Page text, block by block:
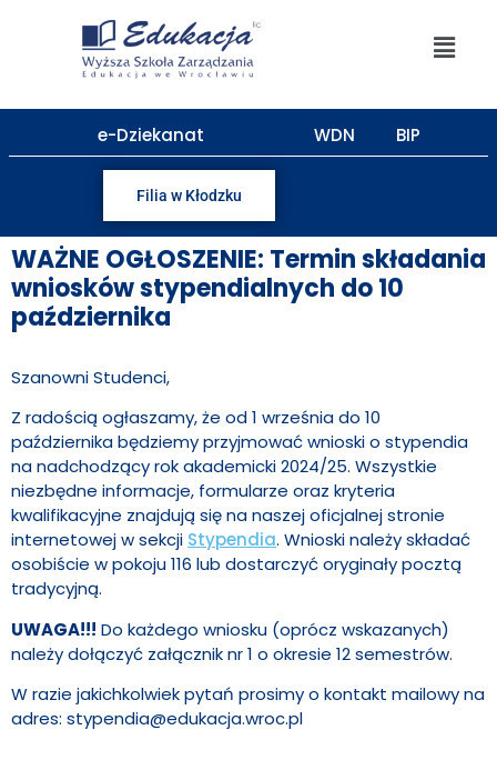
e-Dziekanat WDN BIP
Filia w Kłodzku
WAŻNE OGŁOSZENIE: Termin składania
wniosków stypendialnych do 10
października
Szanowni Studenci,
Z radością ogłaszamy, że od 1 września do 10
października będziemy przyjmować wnioski o stypendia
na nadchodzący rok akademicki 2024/25. Wszystkie
niezbędne informacje, formularze oraz kryteria
kwalifikacyjne znajdują się na naszej oficjalnej stronie
internetowej w sekcji Stypendia. Wnioski należy składać
osobiście w pokoju 116 lub dostarczyć oryginały pocztą
tradycyjną.
UWAGA!!! Do każdego wniosku (oprócz wskazanych)
należy dołączyć załącznik nr 1 o okresie 12 semestrów.
W razie jakichkolwiek pytań prosimy o kontakt mailowy na
adres: stypendia@edukacja.wroc.pl